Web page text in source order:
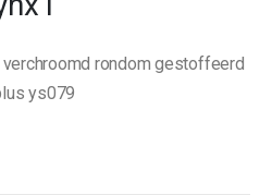
rondom gestoffeerd
ys079